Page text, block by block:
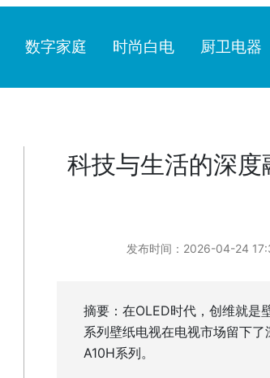
数字家庭 时尚白电 厨卫电器
科技与生活的深
发布时间：2026-04-24
摘要：在OLED时代，创维就是
系列壁纸电视在电视市场留下
A10H系列。